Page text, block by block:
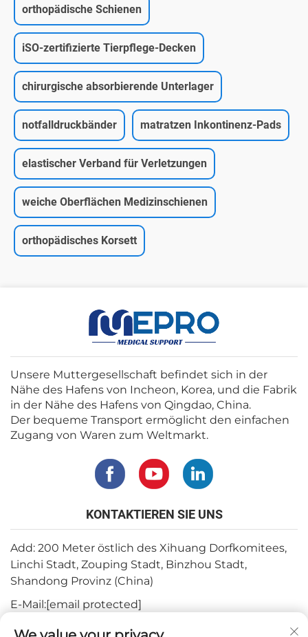
orthopädische Schienen
iSO-zertifizierte Tierpflege-Decken
chirurgische absorbierende Unterlager
notfalldruckbänder matratzen Inkontinenz-Pads
elastischer Verband für Verletzungen
weiche Oberflächen Medizinschienen
orthopädisches Korsett
Unsere Muttergesellschaft befindet sich in der
Nähe des Hafens von Incheon, Korea, und die Fabrik
in der Nähe des Hafens von Qingdao, China.
Der bequeme Transport ermöglicht den einfachen
Zugang von Waren zum Weltmarkt.
KONTAKTIEREN SIE UNS
Add: 200 Meter östlich des Xihuang Dorfkomitees,
Linchi Stadt, Zouping Stadt, Binzhou Stadt,
Shandong Provinz (China)
E-Mail:[email protected]
Tel.: +82-3180427370